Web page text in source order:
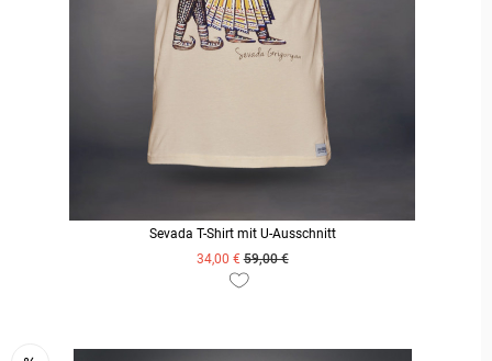
Sevada T-Shirt mit U-Ausschnitt
34,00 € 59,00 €
ZUM PRODUKT